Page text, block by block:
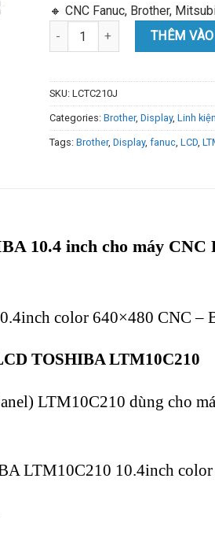
🔸 CNC Fanuc, Brother,
LTM10C210 - LCD TOSHIBA
THÊM
SKU: LCTC210J
Categories: Brother, Display, Linh
Tags: Brother, Display, fanuc, LCD,
10.4 inch cho máy
color 640×480 CNC –
TOSHIBA LTM10C210
LTM10C210 dùng cho
LTM10C210 10.4inch color